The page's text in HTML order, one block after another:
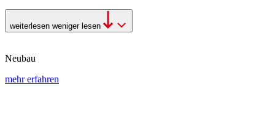
weiterlesen weniger lesen
Neubau
mehr erfahren